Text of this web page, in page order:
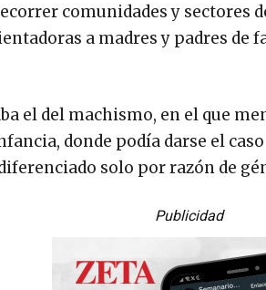
comunidades y sectores
a madres y padres de
el del machismo, en el que
donde podía darse el
solo por razón de
Publicidad